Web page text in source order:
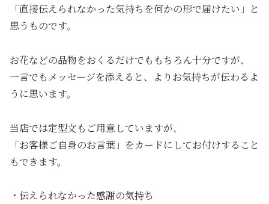
「直接伝えられなかった気持ちを何かの形で届けたい」と
思うものです。
お花などの品物をおくるだけでももちろん十分ですが、
一言でもメッセージを添えると、よりお気持ちが伝わるよ
うに思います。
当店では定型文もご用意していますが、
「お客様ご自身のお言葉」をカードにしてお付けすること
もできます。
・伝えられなかった感謝の気持ち